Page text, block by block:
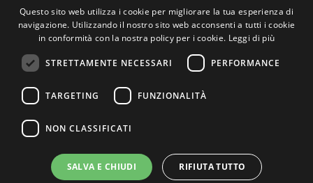
Questo sito web utilizza i cookie per migliorare la tua esperienza di
navigazione. Utilizzando il nostro sito web acconsenti a tutti i cookie
in conformità con la nostra policy per i cookie. Leggi di più
STRETTAMENTE NECESSARI PERFORMANCE
TARGETING FUNZIONALITÀ
NON CLASSIFICATI
SALVA E CHIUDI RIFIUTA TUTTO